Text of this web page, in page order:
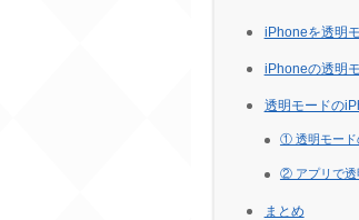
iPhoneを透明
iPhoneの透明
透明モードの
① 透明モード
② アプリで透
まとめ